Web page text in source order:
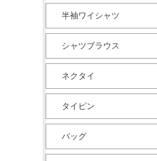
半袖ワイシャツ
シャツブラウス
ネクタイ
タイピン
バッグ